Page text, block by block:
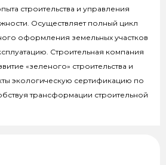
строительства и управления
Осуществляет полный цикл
оформления земельных участков
Строительная компания
«зеленого» строительства и
экологическую сертификацию по
трансформации строительной